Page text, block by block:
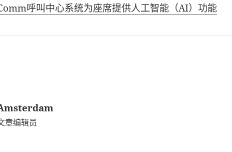
呼叫中心系统为座席提供人工智能（AI）功能
章编辑员